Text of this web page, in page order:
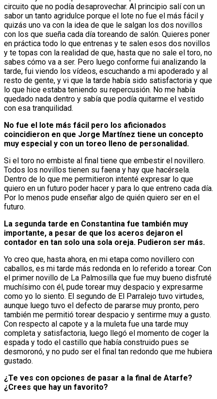
circuito que no podía desaprovechar. Al principio salí con un
sabor un tanto agridulce porque el lote no fue el más fácil y
quizás uno va con la idea de que le salgan los dos novillos
con los que sueña cada día toreando de salón. Quieres poner
en práctica todo lo que entrenas y te salen esos dos novillos
y te topas con la realidad de que, hasta que no sale el toro, no
sabes cómo va a ser. Pero luego conforme fui analizando la
tarde, fui viendo los vídeos, escuchando a mi apoderado y al
resto de gente, y vi que la tarde había sido satisfactoria y que
lo que hice estaba teniendo su repercusión. No me había
quedado nada dentro y sabía que podía quitarme el vestido
con esa tranquilidad.
No fue el lote más fácil pero los aficionados
coincidieron en que Jorge Martínez tiene un concepto
muy especial y con un toreo lleno de personalidad.
Si el toro no embiste al final tiene que embestir el novillero.
Todos los novillos tienen su faena y hay que hacérsela.
Dentro de lo que me permitieron intenté expresar lo que
quiero en un futuro poder hacer y para lo que entreno cada día.
Por lo menos pude enseñar algo de quién quiero ser en el
futuro.
La segunda tarde en Constantina fue también muy
importante, a pesar de que los aceros dejaron el
contador en tan solo una sola oreja. Pudieron ser más.
Yo creo que, hasta ahora, en mi etapa como novillero con
caballos, es mi tarde más redonda en lo referido a torear. Con
el primer novillo de La Palmosilla que fue muy bueno disfruté
muchísimo con él, pude torear muy despacio y expresarme
como yo lo siento. El segundo de El Parralejo tuvo virtudes,
aunque luego tuvo el defecto de pararse muy pronto, pero
también me permitió torear despacio y sentirme muy a gusto.
Con respecto al capote y a la muleta fue una tarde muy
completa y satisfactoria, luego llegó el momento de coger la
espada y todo el castillo que había construido pues se
desmoronó, y no pudo ser el final tan redondo que me hubiera
gustado.
¿Te ves con opciones de pasar a la final de Atarfe?
¿Crees que hay un favorito?